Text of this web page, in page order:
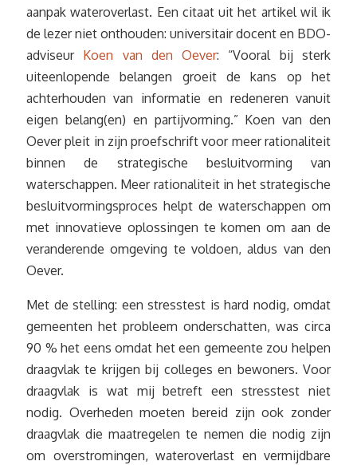
aanpak wateroverlast. Een citaat uit het artikel wil ik
de lezer niet onthouden: universitair docent en BDO-
adviseur Koen van den Oever: “Vooral bij sterk
uiteenlopende belangen groeit de kans op het
achterhouden van informatie en redeneren vanuit
eigen belang(en) en partijvorming.” Koen van den
Oever pleit in zijn proefschrift voor meer rationaliteit
binnen de strategische besluitvorming van
waterschappen. Meer rationaliteit in het strategische
besluitvormingsproces helpt de waterschappen om
met innovatieve oplossingen te komen om aan de
veranderende omgeving te voldoen, aldus van den
Oever.
Met de stelling: een stresstest is hard nodig, omdat
gemeenten het probleem onderschatten, was circa
90 % het eens omdat het een gemeente zou helpen
draagvlak te krijgen bij colleges en bewoners. Voor
draagvlak is wat mij betreft een stresstest niet
nodig. Overheden moeten bereid zijn ook zonder
draagvlak die maatregelen te nemen die nodig zijn
om overstromingen, wateroverlast en vermijdbare